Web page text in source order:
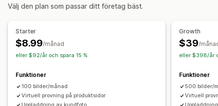
Välj den plan som passar ditt företag bäst.
Starter
$8.99/månad
eller $92/år och spara 15 %
Funktioner
100 bilder/månad
Virtuell provning på produktsidor
Growth
$39/
eller $398/år
Funktioner
500 bilder/
Virtuell